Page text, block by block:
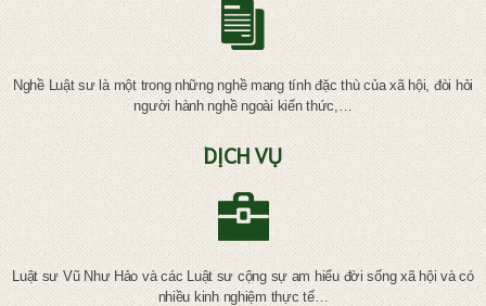
Nghề Luật sư là một trong những nghề mang tính đặc thù của xã hội, đòi hỏi
người hành nghề ngoài kiến thức,…
DỊCH VỤ
Luật sư Vũ Như Hảo và các Luật sư cộng sự am hiểu đời sống xã hội và có
nhiều kinh nghiệm thực tế…